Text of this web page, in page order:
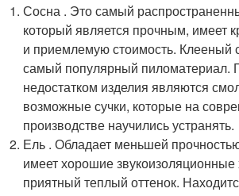
Сосна . Это самый
который является прочным, имеет
и приемлемую стоимость. Клееный
самый популярный пиломатериал.
недостатком изделия являются
возможные сучки, которые на
производстве научились устранять.
Ель . Обладает меньшей
имеет хорошие звукоизоляционные
приятный теплый оттенок.